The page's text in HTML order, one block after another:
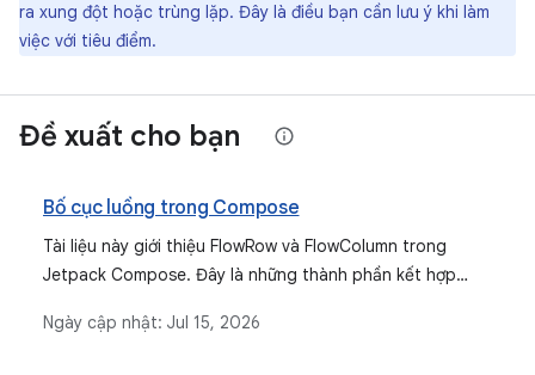
ra xung đột hoặc trùng lặp. Đây là điều bạn cần lưu ý khi làm
việc với tiêu điểm.
Đề xuất cho bạn
Bố cục luồng trong Compose
Tài liệu này giới thiệu FlowRow và FlowColumn trong
Jetpack Compose. Đây là những thành phần kết hợp
chuyển sang dòng tiếp theo khi hết khoảng trống, giúp
Ngày cập nhật: Jul 15, 2026